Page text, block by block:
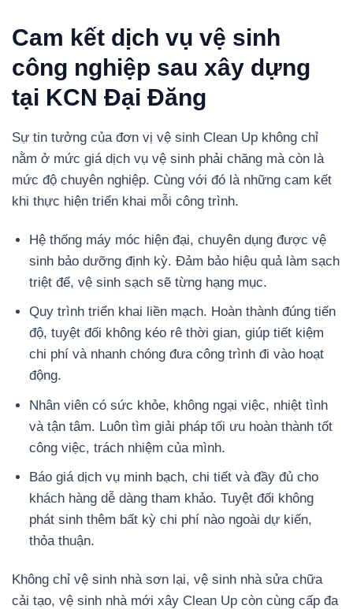
Cam kết dịch vụ vệ sinh
công nghiệp sau xây dựng
tại KCN Đại Đăng
Sự tin tưởng của đơn vị vệ sinh Clean Up không chỉ
nằm ở mức giá dịch vụ vệ sinh phải chăng mà còn là
mức độ chuyên nghiệp. Cùng với đó là những cam kết
khi thực hiện triển khai mỗi công trình.
Hệ thống máy móc hiện đại, chuyên dụng được vệ
sinh bảo dưỡng định kỳ. Đảm bảo hiệu quả làm sạch
triệt để, vệ sinh sạch sẽ từng hạng mục.
Quy trình triển khai liền mạch. Hoàn thành đúng tiến
độ, tuyệt đối không kéo rê thời gian, giúp tiết kiệm
chi phí và nhanh chóng đưa công trình đi vào hoạt
động.
Nhân viên có sức khỏe, không ngại việc, nhiệt tình
và tận tâm. Luôn tìm giải pháp tối ưu hoàn thành tốt
công việc, trách nhiệm của mình.
Báo giá dịch vụ minh bạch, chi tiết và đầy đủ cho
khách hàng dễ dàng tham khảo. Tuyệt đối không
phát sinh thêm bất kỳ chi phí nào ngoài dự kiến,
thỏa thuận.
Không chỉ vệ sinh nhà sơn lại, vệ sinh nhà sửa chữa
cải tạo, vệ sinh nhà mới xây Clean Up còn cùng cấp đa